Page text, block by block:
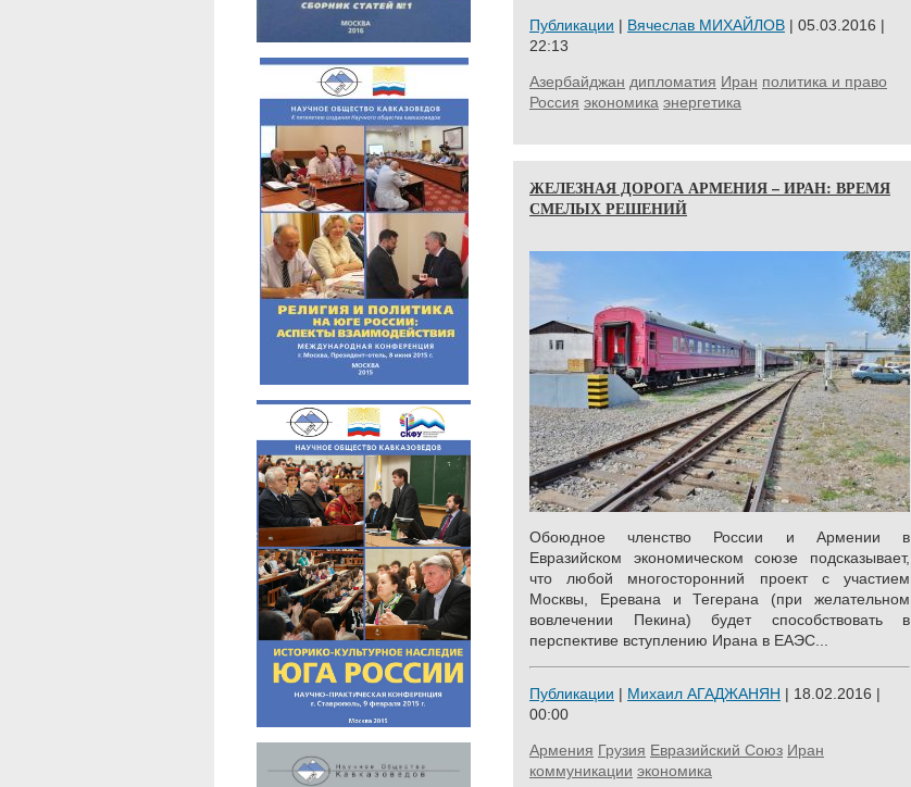
Публикации | Вячеслав МИХАЙЛОВ | 05.03.2016 |
22:13
Азербайджан дипломатия Иран политика и право
Россия экономика энергетика
ЖЕЛЕЗНАЯ ДОРОГА АРМЕНИЯ – ИРАН: ВРЕМЯ
СМЕЛЫХ РЕШЕНИЙ
Обоюдное членство России и Армении в
Евразийском экономическом союзе подсказывает,
что любой многосторонний проект с участием
Москвы, Еревана и Тегерана (при желательном
вовлечении Пекина) будет способствовать в
перспективе вступлению Ирана в ЕАЭС...
Публикации | Михаил АГАДЖАНЯН | 18.02.2016 |
00:00
Армения Грузия Евразийский Союз Иран
коммуникации экономика